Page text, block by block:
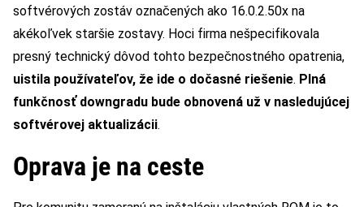
softvérových zostáv označených ako 16.0.2.50x na
akékoľvek staršie zostavy. Hoci firma nešpecifikovala
presný technický dôvod tohto bezpečnostného opatrenia,
uistila používateľov, že ide o dočasné riešenie. Plná
funkčnosť downgradu bude obnovená už v nasledujúcej
softvérovej aktualizácii.
Oprava je na ceste